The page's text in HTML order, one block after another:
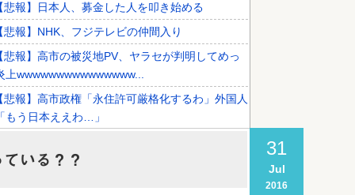
【悲報】日本人、募金した人を叩き始める
【悲報】NHK、フジテレビの仲間入り
【悲報】高市の被災地PV、ヤラセが判明してめっ
上wwwwwwwwwwwwwww...
【悲報】高市政権「永住許可厳格化するわ」外国人
もう日本ええわ…」
になる…
31
Jul
2016
いる？？